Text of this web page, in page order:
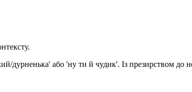
дурненька' або 'ну ти й чудик'. Із презирством